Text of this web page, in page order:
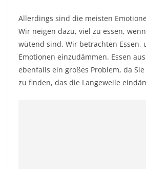
Allerdings sind die meisten
Wir neigen dazu, viel zu essen,
wütend sind. Wir betrachten Essen,
Emotionen einzudämmen. Essen
ebenfalls ein großes Problem, da
zu finden, das die Langeweile